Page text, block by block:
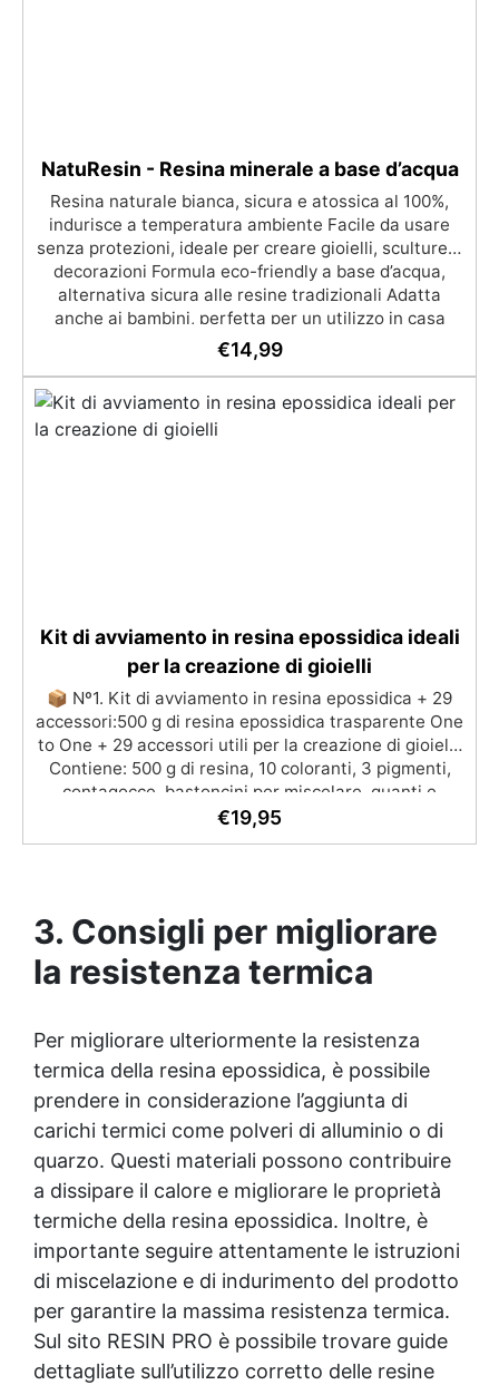
NatuResin - Resina minerale a base d’acqua
Resina naturale bianca, sicura e atossica al 100%,
indurisce a temperatura ambiente Facile da usare
senza protezioni, ideale per creare gioielli, sculture e
decorazioni Formula eco-friendly a base d’acqua,
alternativa sicura alle resine tradizionali Adatta
anche ai bambini, perfetta per un utilizzo in casa
senza rischi Multiuso e versatile, pronta in soli 30
minuti per creazioni rapide e personalizzabili.
€14,99
Kit di avviamento in resina epossidica ideali
per la creazione di gioielli
📦 Nº1. Kit di avviamento in resina epossidica + 29
accessori:500 g di resina epossidica trasparente One
to One + 29 accessori utili per la creazione di gioielli.
Contiene: 500 g di resina, 10 coloranti, 3 pigmenti,
contagocce, bastoncini per miscelare, guanti e
bicchieri. 📦 Nº2. Kit di avviamento in resina
lettere, portachiavi, punte per minitrapano, oltre 100
€19,95
3. Consigli per migliorare
la resistenza termica
Per migliorare ulteriormente la resistenza
termica della resina epossidica, è possibile
prendere in considerazione l’aggiunta di
carichi termici come polveri di alluminio o di
quarzo. Questi materiali possono contribuire
a dissipare il calore e migliorare le proprietà
termiche della resina epossidica. Inoltre, è
importante seguire attentamente le istruzioni
di miscelazione e di indurimento del prodotto
per garantire la massima resistenza termica.
Sul sito RESIN PRO è possibile trovare guide
dettagliate sull’utilizzo corretto delle resine